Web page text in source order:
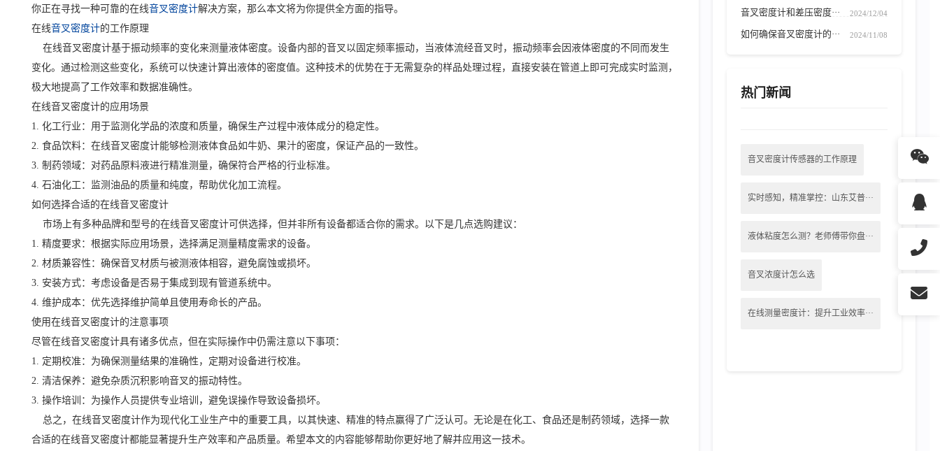
你正在寻找一种可靠的在线音叉密度计解决方案，那么本文将为你提供全方面的指导。
在线音叉密度计的工作原理
在线音叉密度计基于振动频率的变化来测量液体密度。设备内部的音叉以固定频率振动，当液体流经音叉时，振动频率会因液体密度的不同而发生
变化。通过检测这些变化，系统可以快速计算出液体的密度值。这种技术的优势在于无需复杂的样品处理过程，直接安装在管道上即可完成实时监测，
极大地提高了工作效率和数据准确性。
在线音叉密度计的应用场景
1. 化工行业：用于监测化学品的浓度和质量，确保生产过程中液体成分的稳定性。
2. 食品饮料：在线音叉密度计能够检测液体食品如牛奶、果汁的密度，保证产品的一致性。
3. 制药领域：对药品原料液进行精准测量，确保符合严格的行业标准。
4. 石油化工：监测油品的质量和纯度，帮助优化加工流程。
如何选择合适的在线音叉密度计
市场上有多种品牌和型号的在线音叉密度计可供选择，但并非所有设备都适合你的需求。以下是几点选购建议：
1. 精度要求：根据实际应用场景，选择满足测量精度需求的设备。
2. 材质兼容性：确保音叉材质与被测液体相容，避免腐蚀或损坏。
3. 安装方式：考虑设备是否易于集成到现有管道系统中。
4. 维护成本：优先选择维护简单且使用寿命长的产品。
使用在线音叉密度计的注意事项
尽管在线音叉密度计具有诸多优点，但在实际操作中仍需注意以下事项：
1. 定期校准：为确保测量结果的准确性，定期对设备进行校准。
2. 清洁保养：避免杂质沉积影响音叉的振动特性。
3. 操作培训：为操作人员提供专业培训，避免误操作导致设备损坏。
总之，在线音叉密度计作为现代化工业生产中的重要工具，以其快速、精准的特点赢得了广泛认可。无论是在化工、食品还是制药领域，选择一款
合适的在线音叉密度计都能显著提升生产效率和产品质量。希望本文的内容能够帮助你更好地了解并应用这一技术。
音叉密度计和差压密度··· 2024/12/04
如何确保音叉密度计的··· 2024/11/08
热门新闻
音叉密度计传感器的工作原理
实时感知，精准掌控：山东艾普···
液体粘度怎么测？老师傅带你盘···
音叉浓度计怎么选
在线测量密度计：提升工业效率···